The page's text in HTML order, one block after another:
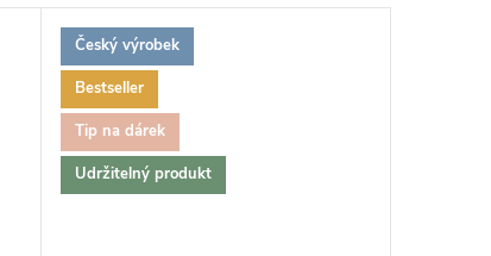
Český výrobek
Bestseller
Tip na dárek
Udržitelný produkt